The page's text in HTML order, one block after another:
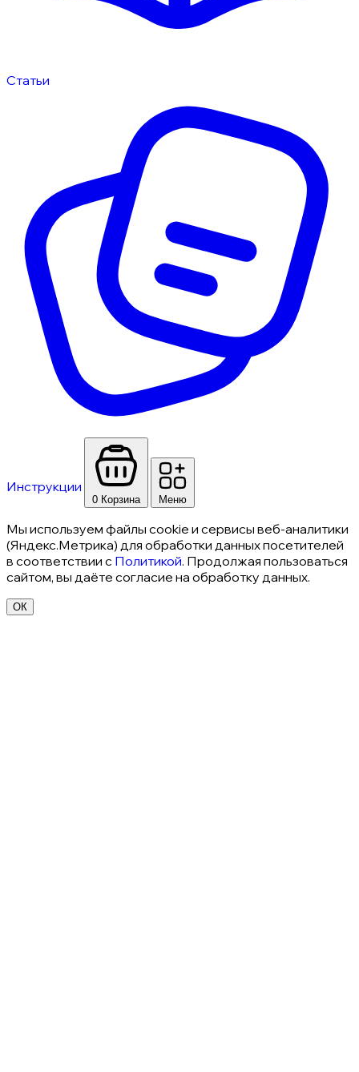
Статьи
Инструкции
0 Корзина Меню
Мы используем файлы cookie и сервисы веб-аналитики
(Яндекс.Метрика) для обработки данных посетителей
в соответствии с Политикой. Продолжая пользоваться
сайтом, вы даёте согласие на обработку данных.
ОК